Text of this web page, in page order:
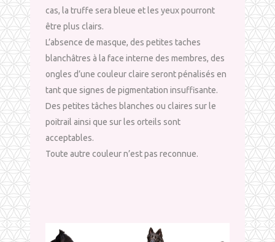
cas, la truffe sera bleue et les yeux pourront
être plus clairs.
L’absence de masque, des petites taches
blanchâtres à la face interne des membres, des
ongles d’une couleur claire seront pénalisés en
tant que signes de pigmentation insuffisante.
Des petites tâches blanches ou claires sur le
poitrail ainsi que sur les orteils sont
acceptables.
Toute autre couleur n’est pas reconnue.